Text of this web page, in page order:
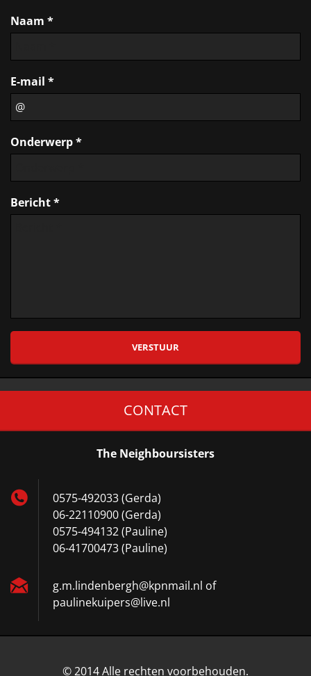
Naam *
E-mail *
Onderwerp *
Bericht *
CONTACT
The Neighboursisters
0575-492033 (Gerda)
06-22110900 (Gerda)
0575-494132 (Pauline)
06-41700473 (Pauline)
g.m.lindenbergh@kpnmail.nl of
paulinekuipers@live.nl
© 2014 Alle rechten voorbehouden.